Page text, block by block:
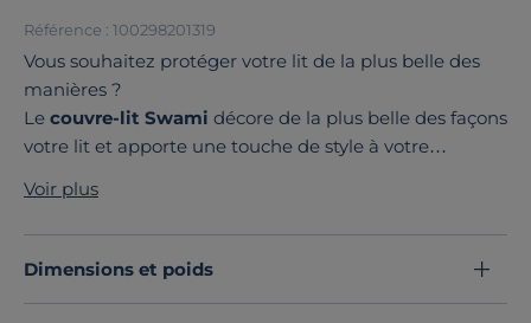
Référence : 100298201319
Vous souhaitez protéger votre lit de la plus belle des
manières ?
Le couvre-lit Swami décore de la plus belle des façons
votre lit et apporte une touche de style à votre
Confectionné en
au toucher grâce à son traitement stonewashed.
Profitez du moelleux et de la douceur du jeté de lit
Voir plus
Dimensions et poids